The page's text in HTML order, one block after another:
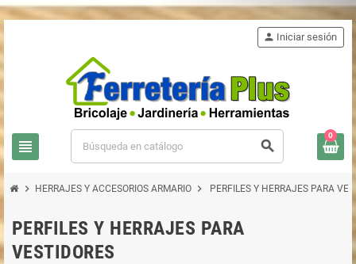
view_headline search
person Iniciar sesión
0
chevron_right HERRAJES Y ACCESORIOS ARMARIO chevron_right PERFILES Y HERRAJES PARA
PERFILES Y HERRAJES PARA
VESTIDORES